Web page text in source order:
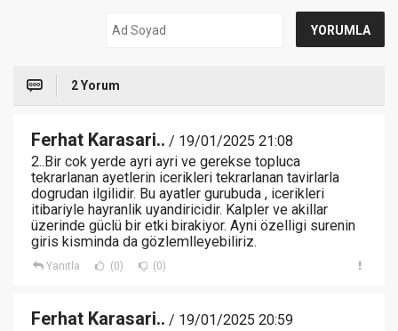
2 Yorum
Ferhat Karasari.. / 19/01/2025 21:08
2..Bir cok yerde ayri ayri ve gerekse topluca
tekrarlanan ayetlerin icerikleri tekrarlanan tavirlarla
dogrudan ilgilidir. Bu ayatler gurubuda , icerikleri
itibariyle hayranlik uyandiricidir. Kalpler ve akillar
üzerinde güclü bir etki birakiyor. Ayni özelligi surenin
giris kisminda da gözlemlleyebiliriz.
Yanıtla (0) (0)
Ferhat Karasari.. / 19/01/2025 20:59